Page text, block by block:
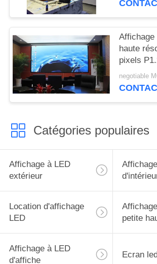
Affichage
haute
pixels
negotiable
Catégories populaires
Affichage à LED
extérieur
Location d'affichage
LED
petite
Affichage à LED
d'affiche
Ecran